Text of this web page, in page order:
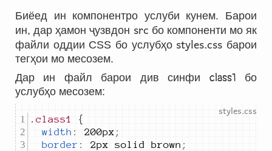
Биёед ин компонентро услуби кунем. Барои
ин, дар ҳамон ҷузвдон src бо компоненти мо як
файли оддии CSS бо услубҳо styles.css барои
тегҳои мо месозем.
Дар ин файл барои див синфи class1 бо
услубҳо месозем:
.class1
width : 200px ;
border : 2px solid brown ;